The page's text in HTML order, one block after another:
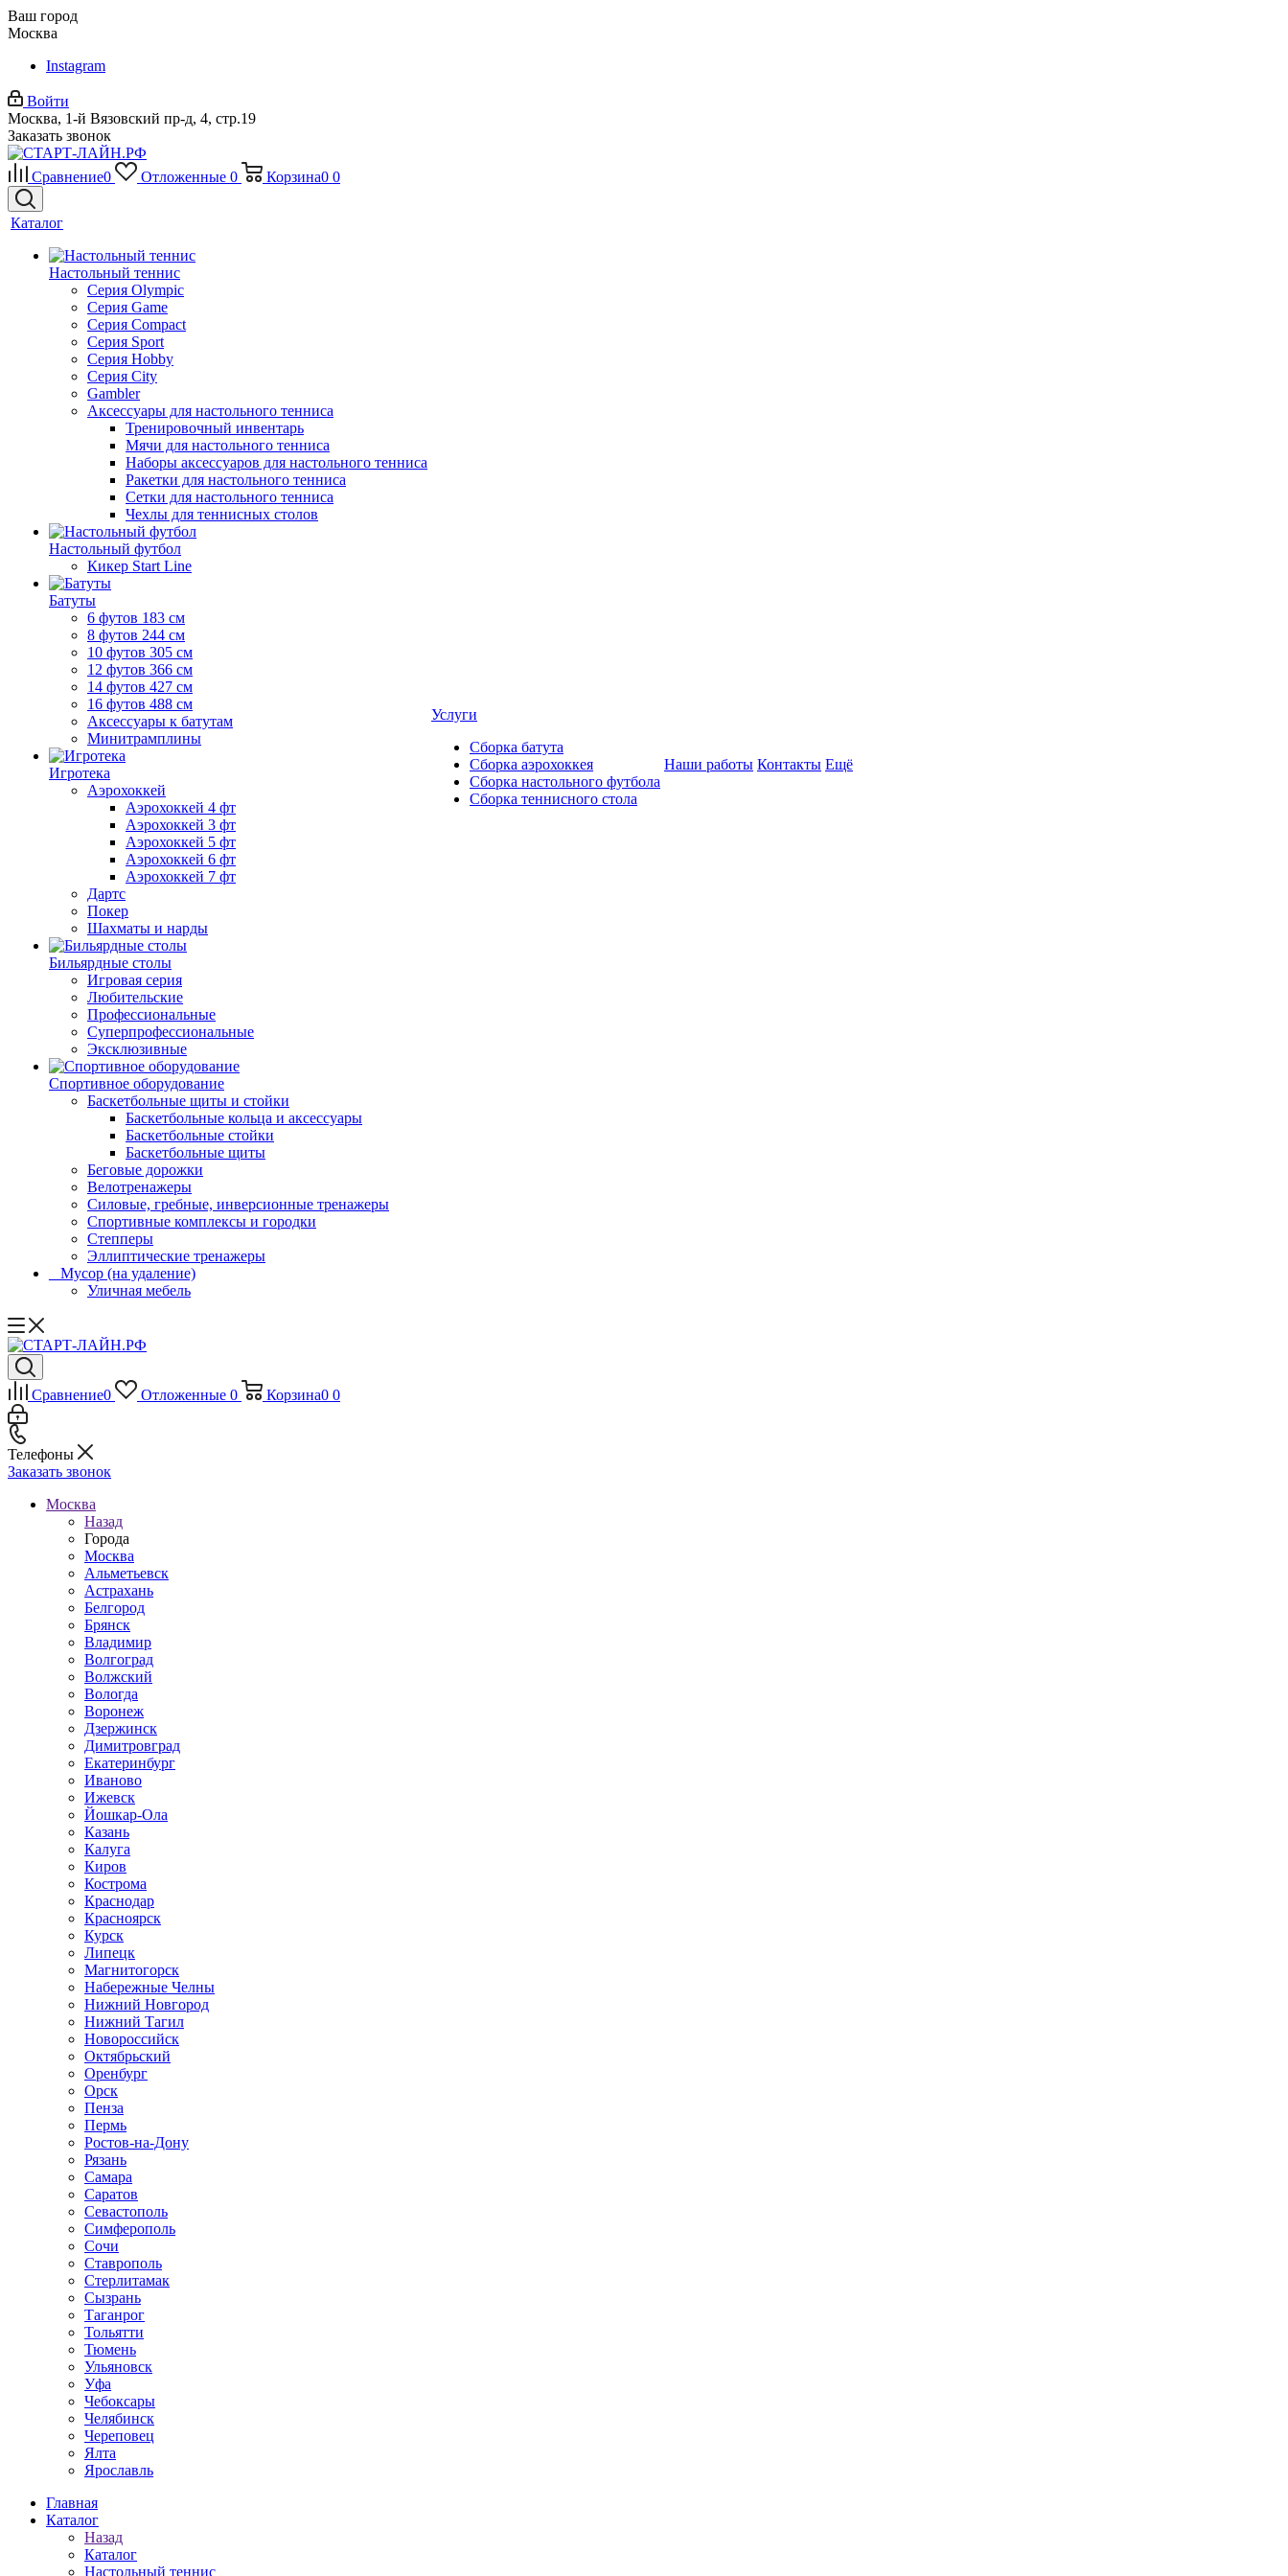
Ваш город
Москва
Instagram
Войти
Москва, 1-й Вязовский пр-д, 4, стр.19
Заказать звонок
Сравнение0 Отложенные 0 Корзина0 0
Каталог
Настольный теннис
Серия Olympic
Серия Game
Серия Compact
Серия Sport
Серия Hobby
Серия City
Gambler
Аксессуары для настольного тенниса
Тренировочный инвентарь
Мячи для настольного тенниса
Наборы аксессуаров для настольного тенниса
Ракетки для настольного тенниса
Сетки для настольного тенниса
Чехлы для теннисных столов
Настольный футбол
Кикер Start Line
Батуты
6 футов 183 см
8 футов 244 см
10 футов 305 см
12 футов 366 см
14 футов 427 см
16 футов 488 см
Аксессуары к батутам
Минитрамплины
Игротека
Аэрохоккей
Аэрохоккей 4 фт
Аэрохоккей 3 фт
Аэрохоккей 5 фт
Аэрохоккей 6 фт
Аэрохоккей 7 фт
Дартс
Покер
Шахматы и нарды
Бильярдные столы
Игровая серия
Любительские
Профессиональные
Суперпрофессиональные
Эксклюзивные
Спортивное оборудование
Баскетбольные щиты и стойки
Баскетбольные кольца и аксессуары
Баскетбольные стойки
Баскетбольные щиты
Беговые дорожки
Велотренажеры
Силовые, гребные, инверсионные тренажеры
Спортивные комплексы и городки
Степперы
Эллиптические тренажеры
_ Мусор (на удаление)
Уличная мебель
Услуги
Сборка батута
Сборка аэрохоккея
Сборка настольного футбола
Сборка теннисного стола
Наши работы Контакты Ещё
Сравнение0 Отложенные 0 Корзина0 0
Телефоны
Заказать звонок
Москва
Назад
Города
Москва
Альметьевск
Астрахань
Белгород
Брянск
Владимир
Волгоград
Волжский
Вологда
Воронеж
Дзержинск
Димитровград
Екатеринбург
Иваново
Ижевск
Йошкар-Ола
Казань
Калуга
Киров
Кострома
Краснодар
Красноярск
Курск
Липецк
Магнитогорск
Набережные Челны
Нижний Новгород
Нижний Тагил
Новороссийск
Октябрьский
Оренбург
Орск
Пенза
Пермь
Ростов-на-Дону
Рязань
Самара
Саратов
Севастополь
Симферополь
Сочи
Ставрополь
Стерлитамак
Сызрань
Таганрог
Тольятти
Тюмень
Ульяновск
Уфа
Чебоксары
Челябинск
Череповец
Ялта
Ярославль
Главная
Каталог
Назад
Каталог
Настольный теннис